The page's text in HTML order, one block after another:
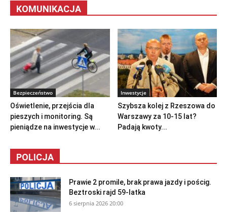
KOMUNIKACJA
Bezpieczeństwo
Oświetlenie, przejścia dla
pieszych i monitoring. Są
pieniądze na inwestycje w...
Inwestycje
Szybsza kolej z Rzeszowa do
Warszawy za 10-15 lat?
Padają kwoty...
POLICJA
Prawie 2 promile, brak prawa jazdy i pościg.
Beztroski rajd 59-latka
6 sierpnia 2026 20:00